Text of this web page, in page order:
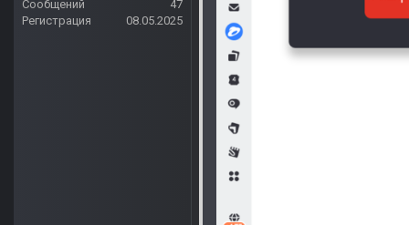
Сообщений
47
Регистрация
08.05.2025